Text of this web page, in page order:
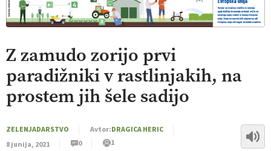
Z zamudo zorijo prvi
paradižniki v rastlinjakih, na
prostem jih šele sadijo
ZELENJADARSTVO Avtor:DRAGICA HERIC
8 junija, 2021
0 1